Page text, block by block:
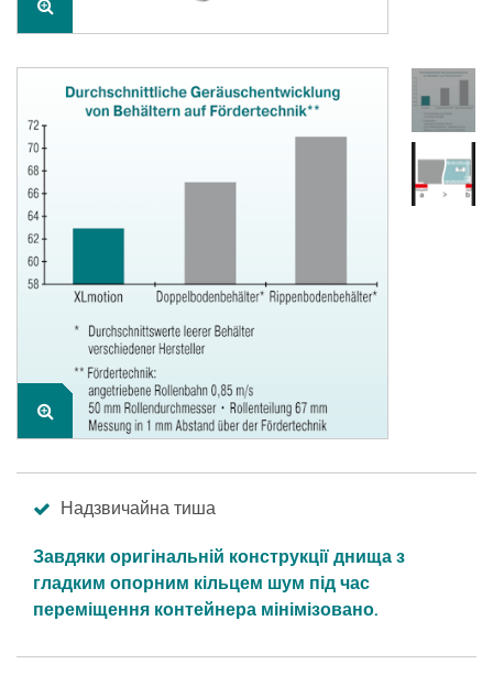
Надзвичайна тиша
Завдяки оригінальній конструкції днища з
гладким опорним кільцем шум під час
переміщення контейнера мінімізовано.